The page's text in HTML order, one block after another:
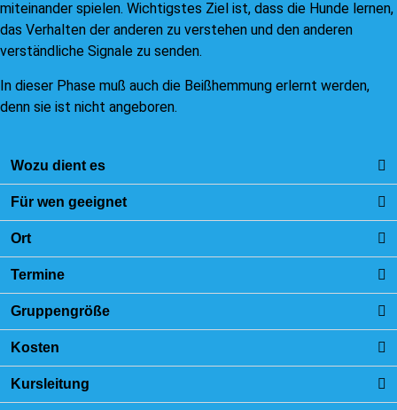
miteinander spielen. Wichtigstes Ziel ist, dass die Hunde lernen,
das Verhalten der anderen zu verstehen und den anderen
verständliche Signale zu senden.
In dieser Phase muß auch die Beißhemmung erlernt werden,
denn sie ist nicht angeboren.
Wozu dient es
Für wen geeignet
Ort
Termine
Gruppengröße
Kosten
Kursleitung